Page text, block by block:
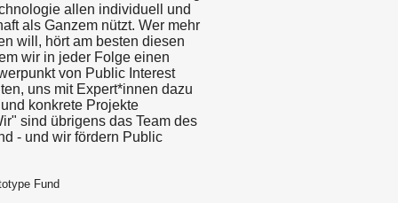
allen individuell und
als Ganzem nützt. Wer mehr
will, hört am besten diesen
wir in jeder Folge einen
von Public Interest
uns mit Expert*innen dazu
konkrete Projekte
sind übrigens das Team des
- und wir fördern Public
Fund